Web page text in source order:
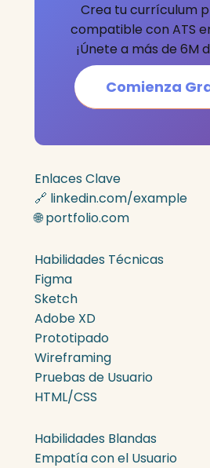
Crea tu currículum
compatible con ATS
¡Únete a más de 6M
Comienza
Enlaces Clave
🔗 linkedin.com/example
🌐 portfolio.com
Habilidades Técnicas
Figma
Sketch
Adobe XD
Prototipado
Wireframing
Pruebas de Usuario
HTML/CSS
Habilidades Blandas
Empatía con el Usuario